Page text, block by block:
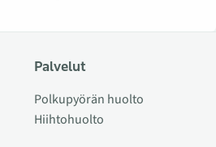
Palvelut
Polkupyörän huolto
Hiihtohuolto